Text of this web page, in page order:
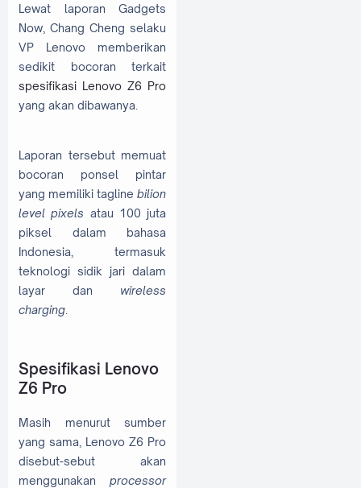
Lewat laporan Gadgets
Now, Chang Cheng selaku
VP Lenovo memberikan
sedikit bocoran terkait
spesifikasi Lenovo Z6 Pro
yang akan dibawanya.
Laporan tersebut memuat
bocoran ponsel pintar
yang memiliki tagline bilion
level pixels atau 100 juta
piksel dalam bahasa
Indonesia, termasuk
teknologi sidik jari dalam
layar dan wireless
charging
Spesifikasi Lenovo
Z6 Pro
Masih menurut sumber
yang sama, Lenovo Z6 Pro
disebut-sebut akan
menggunakan processor